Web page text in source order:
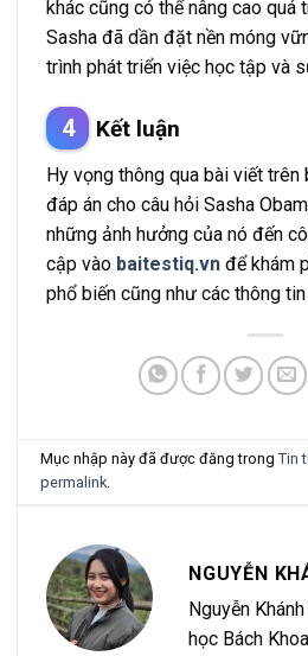
khác cũng có thể nâng cao quá
Sasha đã dần đặt nền móng
trình phát triển việc học tập và
Kết luận
Hy vọng thông qua bài viết
đáp án cho câu hỏi Sasha
những ảnh hưởng của nó đến
cập vào baitestiq.vn để khám
phổ biến cũng như các thông
Mục nhập này đã được đăng trongTin
permalink.
NGUYỄN
Nguyễn
học Bách